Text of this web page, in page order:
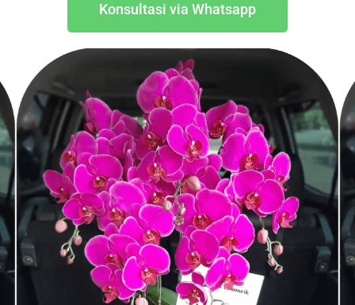
Konsultasi via Whatsapp